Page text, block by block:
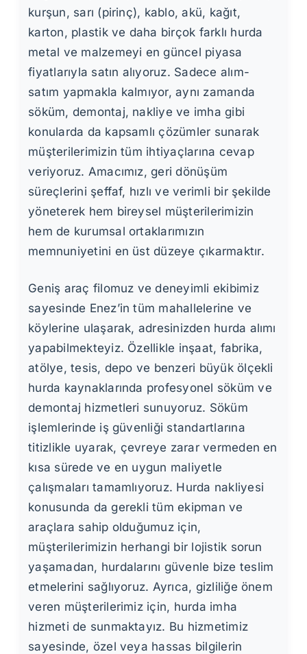
kurşun, sarı (pirinç), kablo, akü, kağıt,
karton, plastik ve daha birçok farklı hurda
metal ve malzemeyi en güncel piyasa
fiyatlarıyla satın alıyoruz. Sadece alım-
satım yapmakla kalmıyor, aynı zamanda
söküm, demontaj, nakliye ve imha gibi
konularda da kapsamlı çözümler sunarak
müşterilerimizin tüm ihtiyaçlarına cevap
veriyoruz. Amacımız, geri dönüşüm
süreçlerini şeffaf, hızlı ve verimli bir şekilde
yöneterek hem bireysel müşterilerimizin
hem de kurumsal ortaklarımızın
memnuniyetini en üst düzeye çıkarmaktır.
Geniş araç filomuz ve deneyimli ekibimiz
sayesinde Enez’in tüm mahallelerine ve
köylerine ulaşarak, adresinizden hurda alımı
yapabilmekteyiz. Özellikle inşaat, fabrika,
atölye, tesis, depo ve benzeri büyük ölçekli
hurda kaynaklarında profesyonel söküm ve
demontaj hizmetleri sunuyoruz. Söküm
işlemlerinde iş güvenliği standartlarına
titizlikle uyarak, çevreye zarar vermeden en
kısa sürede ve en uygun maliyetle
çalışmaları tamamlıyoruz. Hurda nakliyesi
konusunda da gerekli tüm ekipman ve
araçlara sahip olduğumuz için,
müşterilerimizin herhangi bir lojistik sorun
yaşamadan, hurdalarını güvenle bize teslim
etmelerini sağlıyoruz. Ayrıca, gizliliğe önem
veren müşterilerimiz için, hurda imha
hizmeti de sunmaktayız. Bu hizmetimiz
sayesinde, özel veya hassas bilgilerin